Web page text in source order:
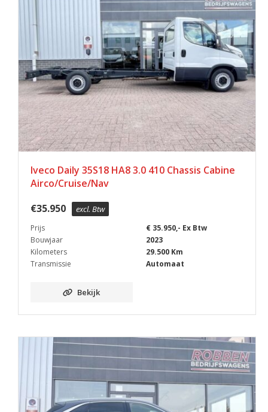
Iveco Daily 35S18 HA8 3.0 410 Chassis Cabine
Airco/Cruise/Nav
€35.950 excl. Btw
Prijs
€ 35.950,- Ex Btw
Bouwjaar
2023
Kilometers
29.500 Km
Transmissie
Automaat
Bekijk